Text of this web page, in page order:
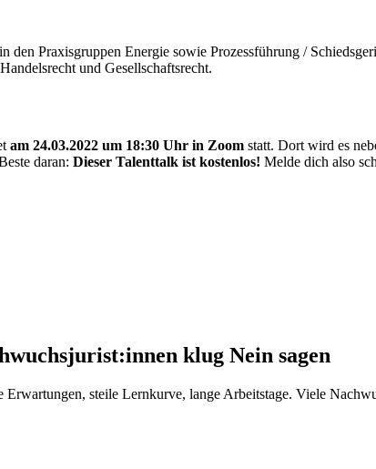
den Praxisgruppen Energie sowie Prozessführung /
und Gesellschaftsrecht.
am 24.03.2022 um 18:30 Uhr in Zoom statt. Dort wird es
daran: Dieser Talenttalk ist kostenlos! Melde dich also
klug Nein sagen
steile Lernkurve, lange Arbeitstage. Viele